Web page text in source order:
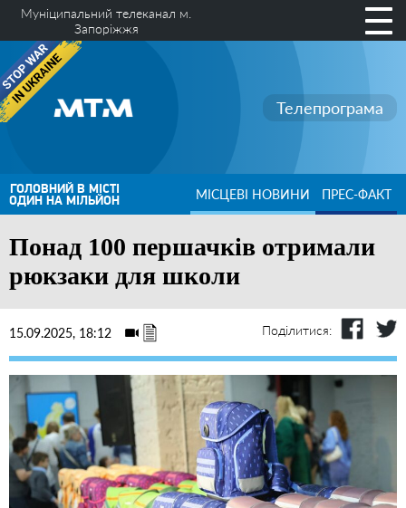
Муніципальний телеканал м.
Запоріжжя
Телепрограма
ГОЛОВНИЙ В МІСТІ
ОДИН НА МІЛЬЙОН МІСЦЕВІ НОВИНИ ПРЕС-ФАКТ
Понад 100 першачків отримали
рюкзаки для школи
15.09.2025, 18:12 Поділитися: